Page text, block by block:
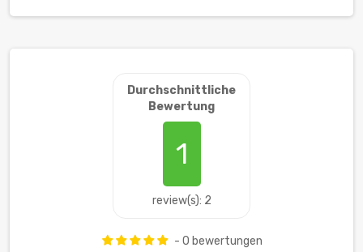
Durchschnittliche
Bewertung
1
review(s): 2
- 0 bewertungen